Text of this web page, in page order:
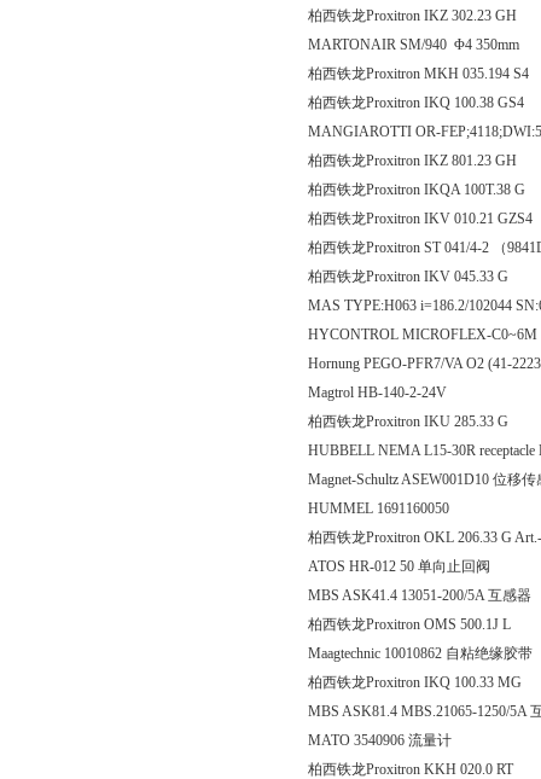
柏西铁龙Proxitron IKZ
MARTONAIR SM/940 Φ4 350mm
柏西铁龙Proxitron MKH
柏西铁龙Proxitron IKQ
MANGIAROTTI OR-
柏西铁龙Proxitron IKZ
柏西铁龙Proxitron IKQA
柏西铁龙Proxitron IKV
柏西铁龙Proxitron ST 041/4-2 （
柏西铁龙Proxitron IKV
MAS TYPE:H063 i=186.2/102044
HYCONTROL MICROFLEX-C0~6M
Hornung PEGO-PFR7/VA O2 (41-
Magtrol HB-140-2-24V
柏西铁龙Proxitron IKU
HUBBELL NEMA L15-30R
Magnet-Schultz ASEW001D10 位移传
HUMMEL 1691160050
柏西铁龙Proxitron OKL 206.33 G
ATOS HR-012 50 单向止回阀
MBS ASK41.4 13051-200/5A 互感器
柏西铁龙Proxitron OMS
Maagtechnic 10010862 自粘绝缘胶带
柏西铁龙Proxitron IKQ
MBS ASK81.4 MBS.21065-1250/5A
MATO 3540906 流量计
柏西铁龙Proxitron KKH